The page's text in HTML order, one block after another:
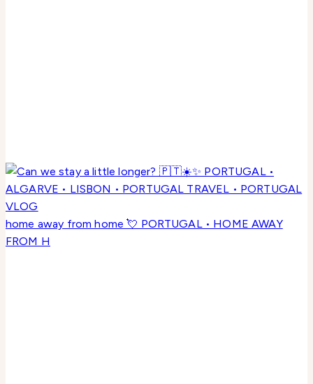
home away from home 💘 PORTUGAL • HOME AWAY
FROM H